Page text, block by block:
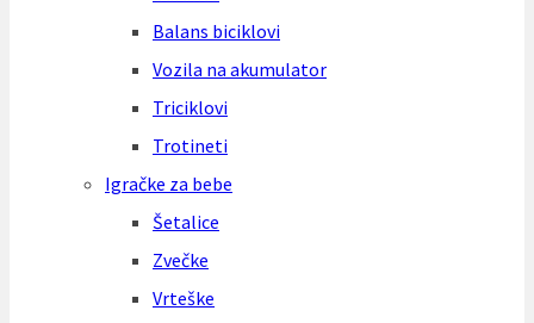
Balans biciklovi
Vozila na akumulator
Triciklovi
Trotineti
Igračke za bebe
Šetalice
Zvečke
Vrteške